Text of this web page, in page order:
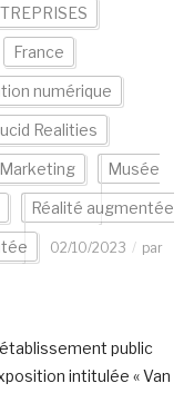
France
numérique
Realities
Marketing Musée
Réalité augmentée
02/10/2023
par
public
intitulée « Van